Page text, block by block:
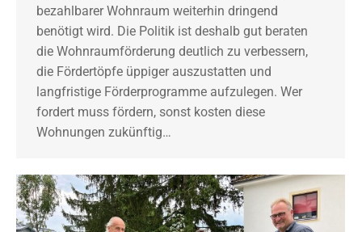
bezahlbarer Wohnraum weiterhin dringend
benötigt wird. Die Politik ist deshalb gut beraten
die Wohnraumförderung deutlich zu verbessern,
die Fördertöpfe üppiger auszustatten und
langfristige Förderprogramme aufzulegen. Wer
fordert muss fördern, sonst kosten diese
Wohnungen zukünftig…